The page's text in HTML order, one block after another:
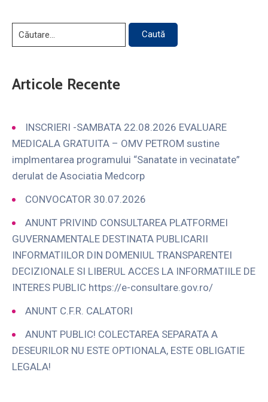
Articole Recente
INSCRIERI -SAMBATA 22.08.2026 EVALUARE
MEDICALA GRATUITA – OMV PETROM sustine
implmentarea programului “Sanatate in vecinatate”
derulat de Asociatia Medcorp
CONVOCATOR 30.07.2026
ANUNT PRIVIND CONSULTAREA PLATFORMEI
GUVERNAMENTALE DESTINATA PUBLICARII
INFORMATIILOR DIN DOMENIUL TRANSPARENTEI
DECIZIONALE SI LIBERUL ACCES LA INFORMATIILE DE
INTERES PUBLIC https://e-consultare.gov.ro/
ANUNT C.F.R. CALATORI
ANUNT PUBLIC! COLECTAREA SEPARATA A
DESEURILOR NU ESTE OPTIONALA, ESTE OBLIGATIE
LEGALA!